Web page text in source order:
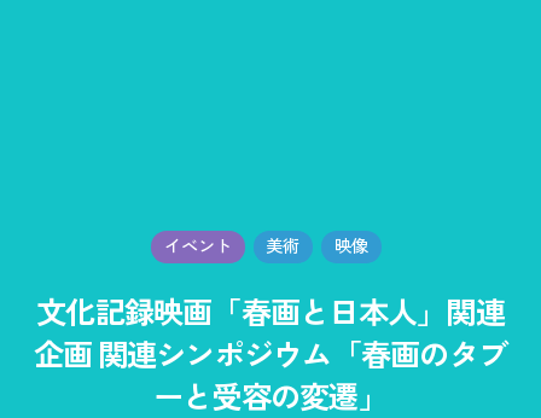
イベント 美術 映像
文化記録映画「春画と日本人」関連
企画 関連シンポジウム「春画のタブ
ーと受容の変遷」